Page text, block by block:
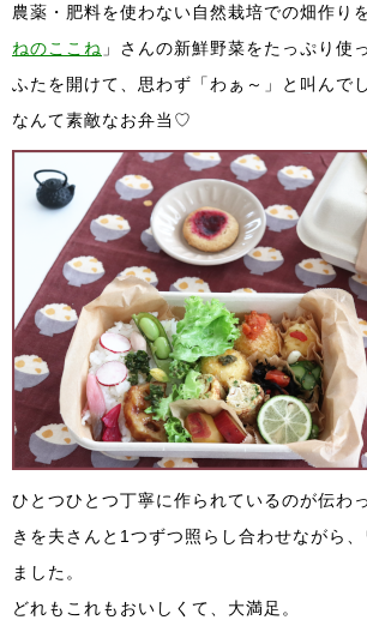
農薬・肥料を使わない自然栽培での畑作り
ねのここね 」さんの新鮮野菜をたっぷり使
ふたを開けて、思わず「わぁ～」と叫んで
なんて素敵なお弁当♡
ひとつひとつ丁寧に作られているのが伝わ
きを夫さんと1つずつ照らし合わせながら
ました。
どれもこれもおいしくて、大満足。